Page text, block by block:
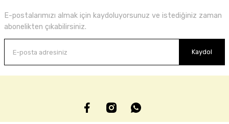
E-postalarımızı almak için kaydoluyorsunuz ve istediğiniz zaman
abonelikten çıkabilirsiniz.
Kaydol